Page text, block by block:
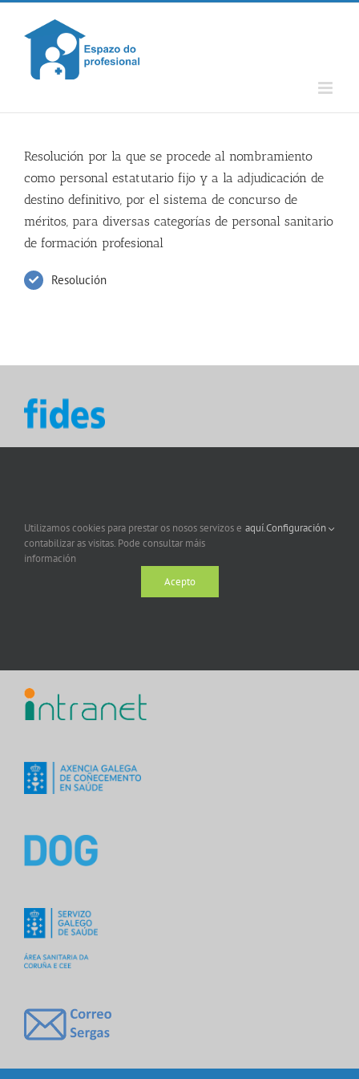
Skip
content
Resolución por la que se procede al nombramiento
como personal estatutario fijo y a la adjudicación de
destino definitivo, por el sistema de concurso de
méritos, para diversas categorías de personal sanitario
de formación profesional
Resolución
Utilizamos cookies para prestar os nosos servizos e
contabilizar as visitas. Pode consultar máis
información
aquí.Configuración
Acepto